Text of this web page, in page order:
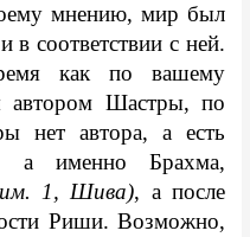
мнению, мир был
в соответствии с ней.
как по вашему
автором Шастры, по
нет автора, а есть
а именно Брахма,
1, Шива), а после
Риши. Возможно,